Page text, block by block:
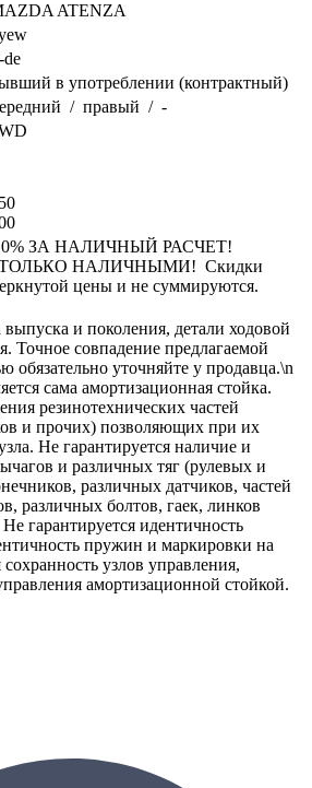
ATENZA
в употреблении (контрактный)
/ правый / -
ЗА НАЛИЧНЫЙ РАСЧЕТ!
НАЛИЧНЫМИ! Скидки
цены и не суммируются.
и поколения, детали ходовой
Точное совпадение предлагаемой
обязательно уточняйте у продавца.\n
сама амортизационная стойка.
резинотехнических частей
и прочих) позволяющих при их
Не гарантируется наличие и
и различных тяг (рулевых и
различных датчиков, частей
различных болтов, гаек, линков
гарантируется идентичность
пружин и маркировки на
узлов управления,
амортизационной стойкой.